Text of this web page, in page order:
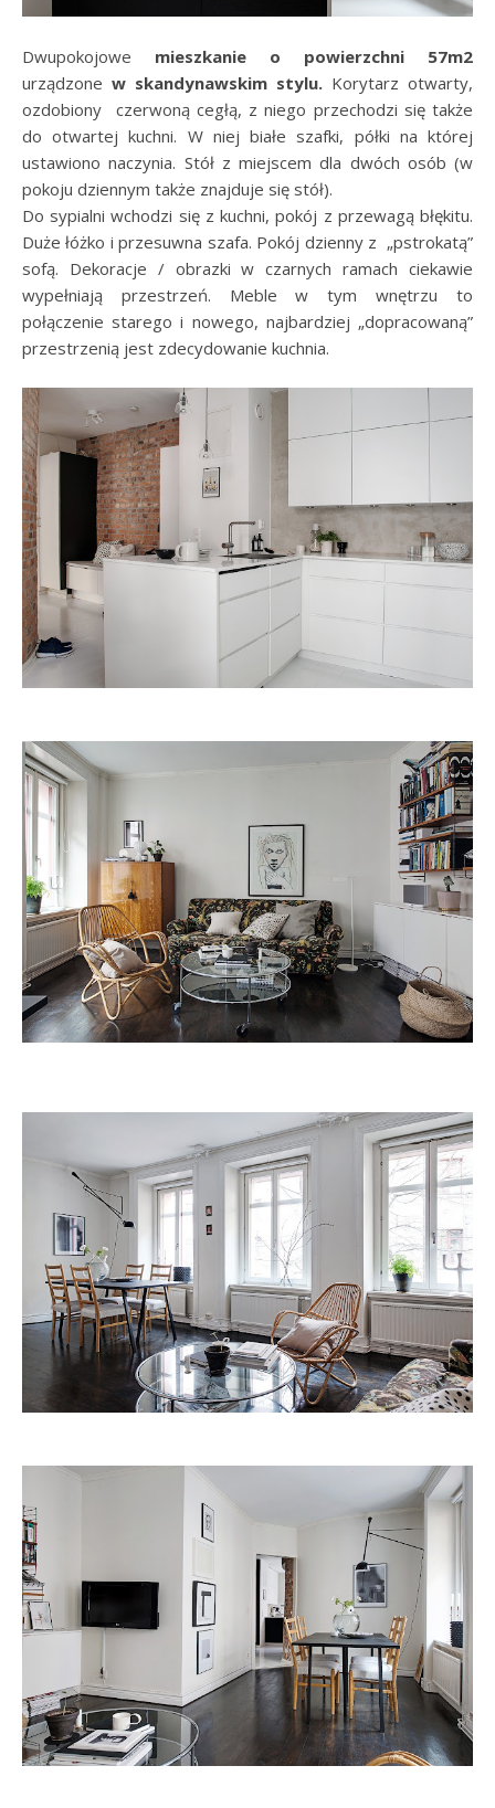
Dwupokojowe mieszkanie o powierzchni 57m2
urządzone w skandynawskim stylu. Korytarz otwarty,
ozdobiony czerwoną cegłą, z niego przechodzi się także
do otwartej kuchni. W niej białe szafki, półki na której
ustawiono naczynia. Stół z miejscem dla dwóch osób (w
pokoju dziennym także znajduje się stół).
Do sypialni wchodzi się z kuchni, pokój z przewagą błękitu.
Duże łóżko i przesuwna szafa. Pokój dzienny z „pstrokatą”
sofą. Dekoracje / obrazki w czarnych ramach ciekawie
wypełniają przestrzeń. Meble w tym wnętrzu to
połączenie starego i nowego, najbardziej „dopracowaną”
przestrzenią jest zdecydowanie kuchnia.